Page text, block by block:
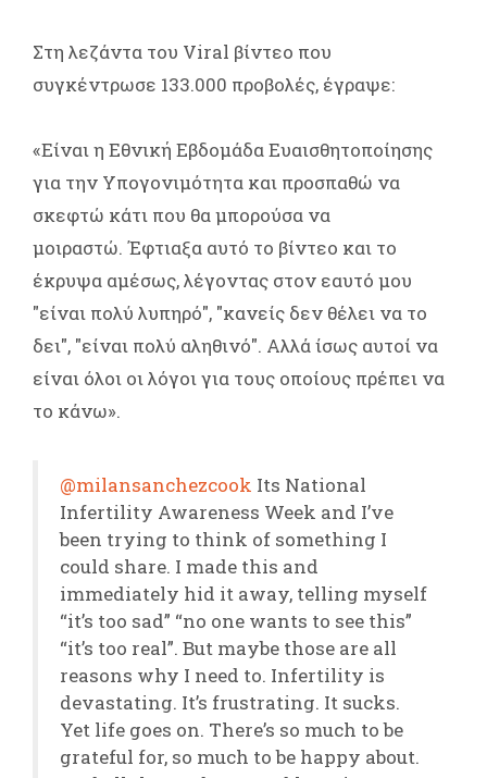
Στη λεζάντα του Viral βίντεο που
συγκέντρωσε 133.000 προβολές, έγραψε:
«Είναι η Εθνική Εβδομάδα Ευαισθητοποίησης
για την Υπογονιμότητα και προσπαθώ να
σκεφτώ κάτι που θα μπορούσα να
μοιραστώ. Έφτιαξα αυτό το βίντεο και το
έκρυψα αμέσως, λέγοντας στον εαυτό μου
"είναι πολύ λυπηρό", "κανείς δεν θέλει να το
δει", "είναι πολύ αληθινό". Αλλά ίσως αυτοί να
είναι όλοι οι λόγοι για τους οποίους πρέπει να
το κάνω».
@milansanchezcook Its National
Infertility Awareness Week and I’ve
been trying to think of something I
could share. I made this and
immediately hid it away, telling myself
“it’s too sad” “no one wants to see this”
“it’s too real”. But maybe those are all
reasons why I need to. Infertility is
devastating. It’s frustrating. It sucks.
Yet life goes on. There’s so much to be
grateful for, so much to be happy about.